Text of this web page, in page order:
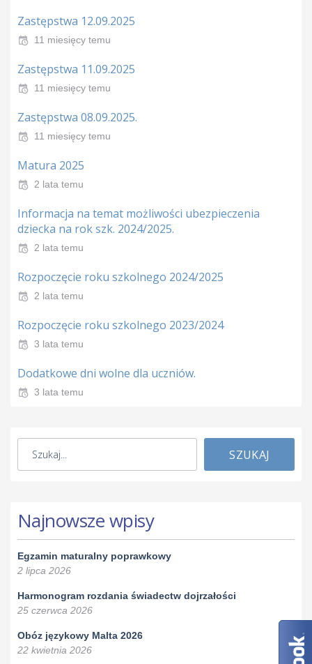
Zastępstwa 12.09.2025
11 miesięcy temu
Zastępstwa 11.09.2025
11 miesięcy temu
Zastępstwa 08.09.2025.
11 miesięcy temu
Matura 2025
2 lata temu
Informacja na temat możliwości ubezpieczenia
dziecka na rok szk. 2024/2025.
2 lata temu
Rozpoczęcie roku szkolnego 2024/2025
2 lata temu
Rozpoczęcie roku szkolnego 2023/2024
3 lata temu
Dodatkowe dni wolne dla uczniów.
3 lata temu
SZUKAJ
Najnowsze wpisy
Egzamin maturalny poprawkowy
2 lipca 2026
Harmonogram rozdania świadectw dojrzałości
25 czerwca 2026
Obóz językowy Malta 2026
22 kwietnia 2026